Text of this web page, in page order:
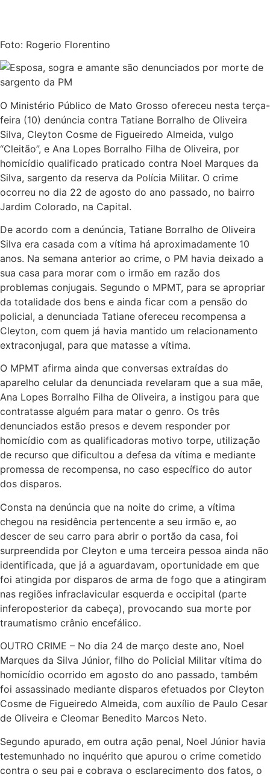
Foto: Rogerio Florentino
O Ministério Público de Mato Grosso ofereceu nesta terça-
feira (10) denúncia contra Tatiane Borralho de Oliveira
Silva, Cleyton Cosme de Figueiredo Almeida, vulgo
“Cleitão”, e Ana Lopes Borralho Filha de Oliveira, por
homicídio qualificado praticado contra Noel Marques da
Silva, sargento da reserva da Polícia Militar. O crime
ocorreu no dia 22 de agosto do ano passado, no bairro
Jardim Colorado, na Capital.
De acordo com a denúncia, Tatiane Borralho de Oliveira
Silva era casada com a vítima há aproximadamente 10
anos. Na semana anterior ao crime, o PM havia deixado a
sua casa para morar com o irmão em razão dos
problemas conjugais. Segundo o MPMT, para se apropriar
da totalidade dos bens e ainda ficar com a pensão do
policial, a denunciada Tatiane ofereceu recompensa a
Cleyton, com quem já havia mantido um relacionamento
extraconjugal, para que matasse a vítima.
O MPMT afirma ainda que conversas extraídas do
aparelho celular da denunciada revelaram que a sua mãe,
Ana Lopes Borralho Filha de Oliveira, a instigou para que
contratasse alguém para matar o genro. Os três
denunciados estão presos e devem responder por
homicídio com as qualificadoras motivo torpe, utilização
de recurso que dificultou a defesa da vítima e mediante
promessa de recompensa, no caso específico do autor
dos disparos.
Consta na denúncia que na noite do crime, a vítima
chegou na residência pertencente a seu irmão e, ao
descer de seu carro para abrir o portão da casa, foi
surpreendida por Cleyton e uma terceira pessoa ainda não
identificada, que já a aguardavam, oportunidade em que
foi atingida por disparos de arma de fogo que a atingiram
nas regiões infraclavicular esquerda e occipital (parte
inferoposterior da cabeça), provocando sua morte por
traumatismo crânio encefálico.
OUTRO CRIME – No dia 24 de março deste ano, Noel
Marques da Silva Júnior, filho do Policial Militar vítima do
homicídio ocorrido em agosto do ano passado, também
foi assassinado mediante disparos efetuados por Cleyton
Cosme de Figueiredo Almeida, com auxílio de Paulo Cesar
de Oliveira e Cleomar Benedito Marcos Neto.
Segundo apurado, em outra ação penal, Noel Júnior havia
testemunhado no inquérito que apurou o crime cometido
contra o seu pai e cobrava o esclarecimento dos fatos, o